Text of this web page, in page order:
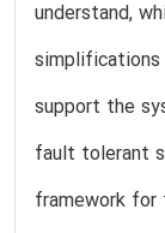
understand,
support the
fault tolerant
framework